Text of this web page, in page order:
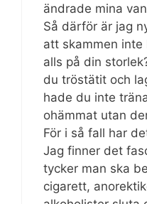
ändrade mina
Så därför är jag
att skammen inte
alls på din
du tröstätit och
hade du inte
ohämmat utan
För i så fall har
Jag finner det
tycker man ska
cigarett,